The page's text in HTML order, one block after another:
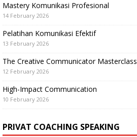
Mastery Komunikasi Profesional
14 February 2026
Pelatihan Komunikasi Efektif
13 February 2026
The Creative Communicator Masterclass
12 February 2026
High-Impact Communication
10 February 2026
PRIVAT COACHING SPEAKING